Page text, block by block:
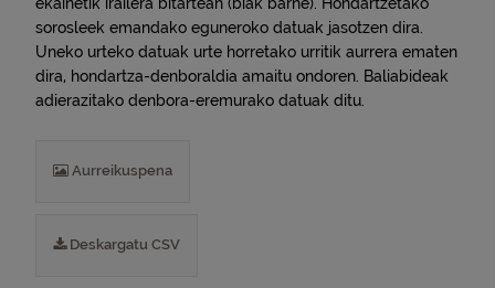
sorosleek emandako eguneroko datuak jasotzen dira.
Uneko urteko datuak urte horretako urritik aurrera ematen
dira, hondartza-denboraldia amaitu ondoren. Baliabideak
adierazitako denbora-eremurako datuak ditu.
Aurreikuspena
Deskargatu CSV